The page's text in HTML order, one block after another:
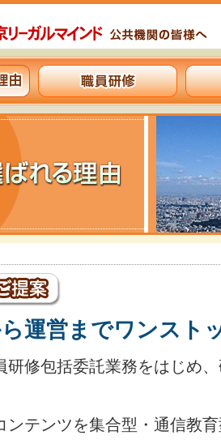
運営までワンスト
研修包括委託業務をはじめ
ンテンツを集合型・通信教